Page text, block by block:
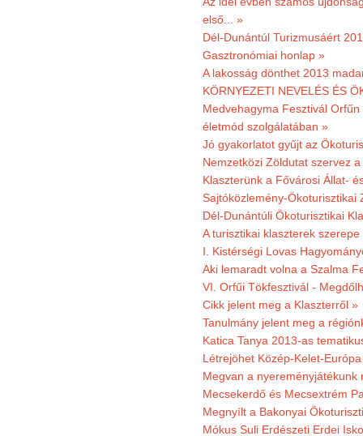
első... »
Dél-Dunántúl Turizmusáért
Gasztronómiai honlap »
A lakosság dönthet 2013
KÖRNYEZETI NEVELÉS ÉS
Medvehagyma Fesztivál
életmód szolgálatában »
Jó gyakorlatot gyűjt az
Nemzetközi Zöldutat szervez
Klaszterünk a Fővárosi Állat-
Sajtóközlemény-Ökoturisztikai
Dél-Dunántúli Ökoturisztikai
A turisztikai klaszterek
I. Kistérségi Lovas
Aki lemaradt volna a Szalma
VI. Orfűi Tökfesztivál -
Cikk jelent meg a Klaszterről »
Tanulmány jelent meg a
Katica Tanya 2013-as
Létrejöhet Közép-Kelet-
Megvan a nyereményjátékunk
Mecsekerdő és Mecsextrém
Megnyílt a Bakonyai
Mókus Suli Erdészeti Erdei